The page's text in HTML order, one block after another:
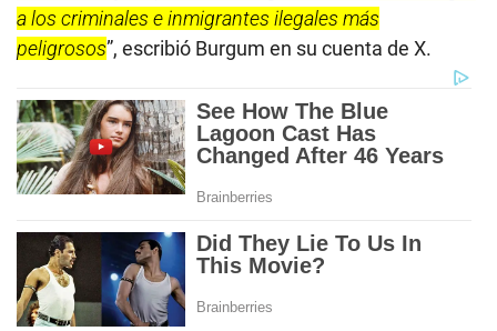
a los criminales e inmigrantes ilegales más
peligrosos”, escribió Burgum en su cuenta de X.